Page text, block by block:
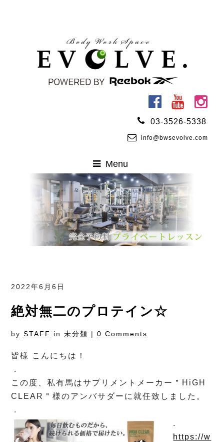
03-3526-5338
info@bwsevolve.com
2022年6月6日
絶対無二のプロテイン☆
bySTAFF in未分類 |0 Comments
皆様 こんにちは！
.
この度、私有馬はサプリメントメーカー＂HiGH
CLEAR＂様のアンバサダーに就任致しました。
.
.
https://w